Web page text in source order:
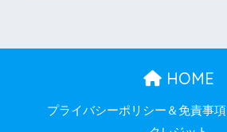
HOME
プライバシーポリシー＆免責事項